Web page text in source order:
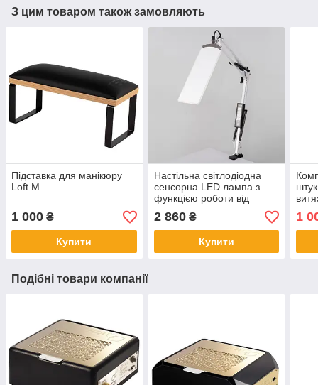
З цим товаром також замовляють
Підставка для манікюру
Loft M
1 000 ₴
Купити
Настільна світлодіодна
сенсорна LED лампа з
функцією роботи від
повербанку та
регулюванням світла X-
LED-20 SW
2 860₴
Купити
1
Подібні товари компанії